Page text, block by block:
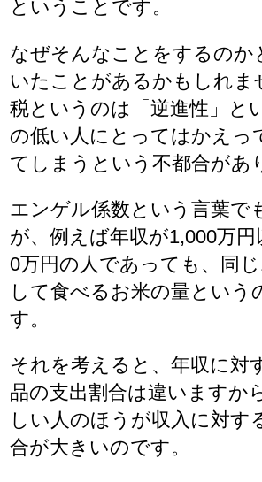
ということです。
なぜそんなことをするのか
いたことがあるかもしれま
税というのは「逆進性」と
の低い人にとってはかえっ
てしまうという不都合があ
エンゲル係数という言葉で
が、例えば年収が1,000万
0万円の人であっても、同
して食べるお米の量という
す。
それを考えると、年収に対
品の支出割合は違いますか
しい人のほうが収入に対す
合が大きいのです。